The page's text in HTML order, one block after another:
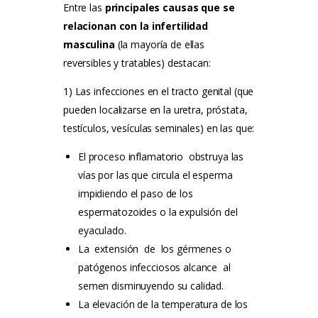
Entre las principales causas que se
relacionan con la infertilidad
masculina (la mayoría de ellas
reversibles y tratables) destacan:
1) Las infecciones en el tracto genital (que
pueden localizarse en la uretra, próstata,
testículos, vesículas seminales) en las que:
El proceso inflamatorio obstruya las
vías por las que circula el esperma
impidiendo el paso de los
espermatozoides o la expulsión del
eyaculado.
La extensión de los gérmenes o
patógenos infecciosos alcance al
semen disminuyendo su calidad.
La elevación de la temperatura de los